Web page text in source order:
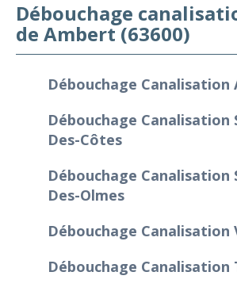
Débouchage
de Ambert (63600)
Débouchage Canalisation
Débouchage Canalisation
Des-Côtes
Débouchage
Des-Olmes
Débouchage Canalisation
Débouchage Canalisation